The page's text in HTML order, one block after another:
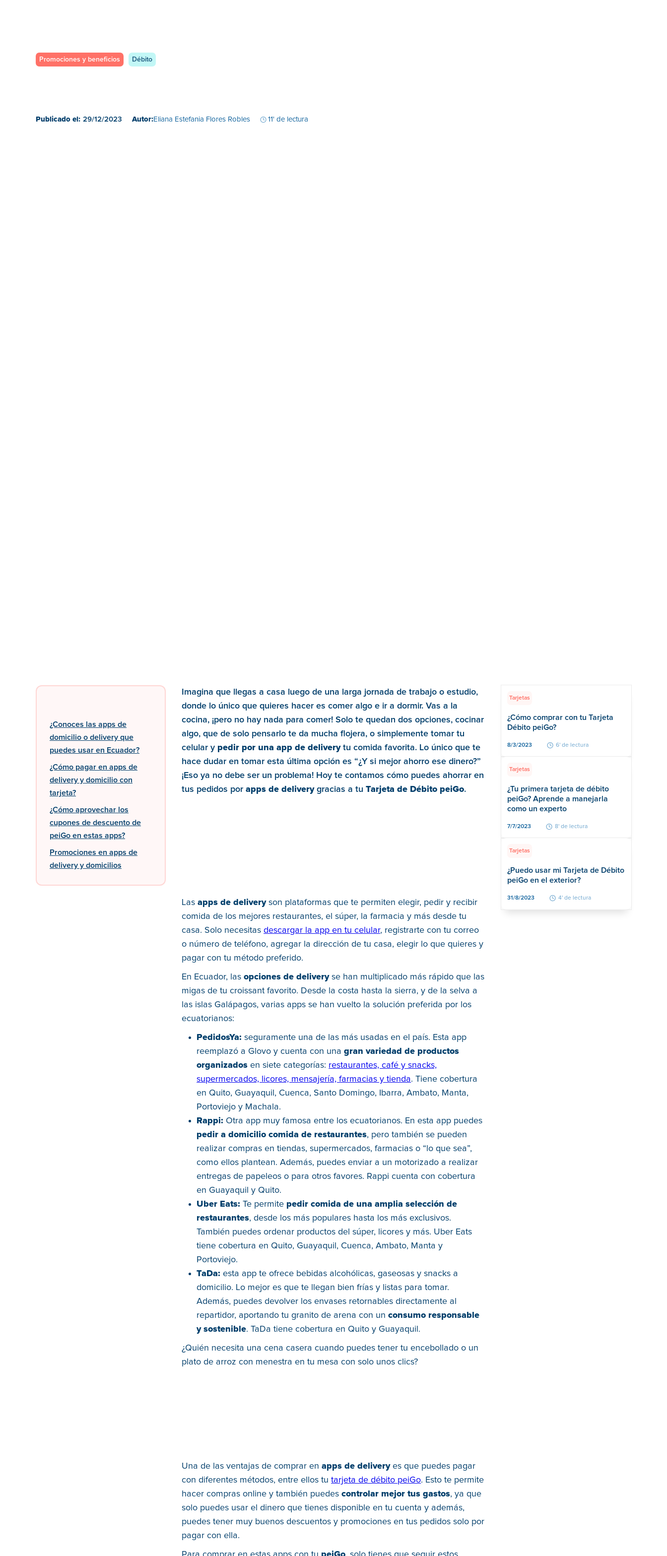
Promociones y beneficios Débito
Publicado el: 29/12/2023 Autor:Eliana Estefania Flores Robles 11' de lectura
¿Conoces las apps de
domicilio o delivery que
puedes usar en Ecuador?
¿Cómo pagar en apps de
delivery y domicilio con
tarjeta?
¿Cómo aprovechar los
cupones de descuento de
peiGo en estas apps?
Promociones en apps de
delivery y domicilios
Imagina que llegas a casa luego de una larga jornada de trabajo o estudio,
donde lo único que quieres hacer es comer algo e ir a dormir. Vas a la
cocina, ¡pero no hay nada para comer! Solo te quedan dos opciones, cocinar
algo, que de solo pensarlo te da mucha flojera, o simplemente tomar tu
celular y pedir por una app de deliverytu comida favorita. Lo único que te
hace dudar en tomar esta última opción es “¿Y si mejor ahorro ese dinero?”
¡Eso ya no debe ser un problema! Hoy te contamos cómo puedes ahorrar en
tus pedidos porapps de deliverygracias a tuTarjeta de Débito peiGo.
Lasapps de deliveryson plataformas que te permiten elegir, pedir y recibir
comida de los mejores restaurantes, el súper, la farmacia y más desde tu
casa. Solo necesitasdescargar la app en tu celular, registrarte con tu correo
o número de teléfono, agregar la dirección de tu casa, elegir lo que quieres y
pagar con tu método preferido.
En Ecuador, lasopciones de deliveryse han multiplicado más rápido que las
migas de tu croissant favorito. Desde la costa hasta la sierra, y de la selva a
las islas Galápagos, varias apps se han vuelto la solución preferida por los
ecuatorianos:
PedidosYa:seguramente una de las más usadas en el país. Esta app
reemplazó a Glovo y cuenta con unagran variedad de productos
organizados en siete categorías: restaurantes, café y snacks,
supermercados, licores, mensajería, farmacias y tienda. Tiene cobertura
en Quito, Guayaquil, Cuenca, Santo Domingo, Ibarra, Ambato, Manta,
Portoviejo y Machala.
Rappi: Otra app muy famosa entre los ecuatorianos. En esta app puedes
pedir a domicilio comida de restaurantes, pero también se pueden
realizar compras en tiendas, supermercados, farmacias o “lo que sea”,
como ellos plantean. Además, puedes enviar a un motorizado a realizar
entregas de papeleos o para otros favores. Rappi cuenta con cobertura
en Guayaquil y Quito.
Uber Eats: Te permite pedir comida de una amplia selección de
restaurantes, desde los más populares hasta los más exclusivos.
También puedes ordenar productos del súper, licores y más. Uber Eats
tiene cobertura en Quito, Guayaquil, Cuenca, Ambato, Manta y
Portoviejo.
TaDa:esta app te ofrece bebidas alcohólicas, gaseosas y snacks a
domicilio. Lo mejor es que te llegan bien frías y listas para tomar.
Además, puedes devolver los envases retornables directamente al
repartidor, aportando tu granito de arena con unconsumo responsable
y sostenible. TaDa tiene cobertura en Quito y Guayaquil.
¿Quién necesita una cena casera cuando puedes tener tu encebollado o un
plato de arroz con menestra en tu mesa con solo unos clics?
Una de las ventajas de comprar enapps de deliveryes que puedes pagar
con diferentes métodos, entre ellos tutarjeta de débito peiGo. Esto te permite
hacer compras online y también puedescontrolar mejor tus gastos, ya que
solo puedes usar el dinero que tienes disponible en tu cuenta y además,
puedes tener muy buenos descuentos y promociones en tus pedidos solo por
pagar con ella.
Tarjetas
¿Cómo comprar con tu Tarjeta
Débito peiGo?
8/3/2023 6' de lectura
Tarjetas
¿Tu primera tarjeta de débito
peiGo? Aprende a manejarla
como un experto
7/7/2023 8' de lectura
Tarjetas
¿Puedo usar mi Tarjeta de Débito
peiGo en el exterior?
31/8/2023 4' de lectura